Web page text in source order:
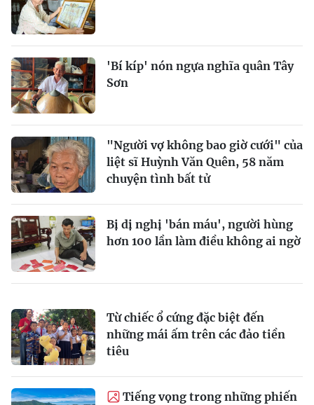
'Bí kíp' nón ngựa nghĩa quân Tây
Sơn
"Người vợ không bao giờ cưới" của
liệt sĩ Huỳnh Văn Quên, 58 năm
chuyện tình bất tử
Bị dị nghị 'bán máu', người hùng
hơn 100 lần làm điều không ai ngờ
Từ chiếc ổ cứng đặc biệt đến
những mái ấm trên các đảo tiền
tiêu
Tiếng vọng trong những phiến